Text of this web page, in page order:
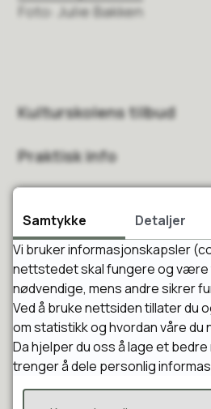
Foto: Julie Bakken
Kulturskolens tilbud
Praktisk info
Kontakt oss
Fant du det du
Ja
Samtykke Detaljer
Vi bruker informasjonskapsler
nettstedet skal fungere og være
nødvendige, mens andre sikrer
Ved å bruke nettsiden tillater du
om statistikk og hvordan våre du
Da hjelper du oss å lage et
trenger å dele personlig